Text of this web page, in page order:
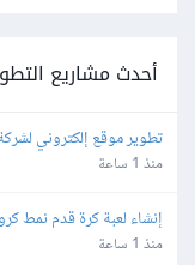
أحدث مشاريع
تطوير موقع إلكتروني
منذ 1 ساعة
إنشاء لعبة كرة قدم نمط
منذ 1 ساعة